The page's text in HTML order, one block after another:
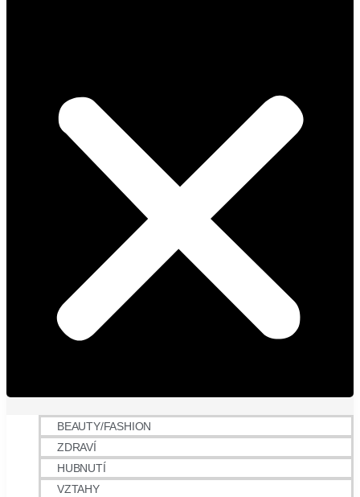
BEAUTY/FASHION
ZDRAVÍ
HUBNUTÍ
VZTAHY